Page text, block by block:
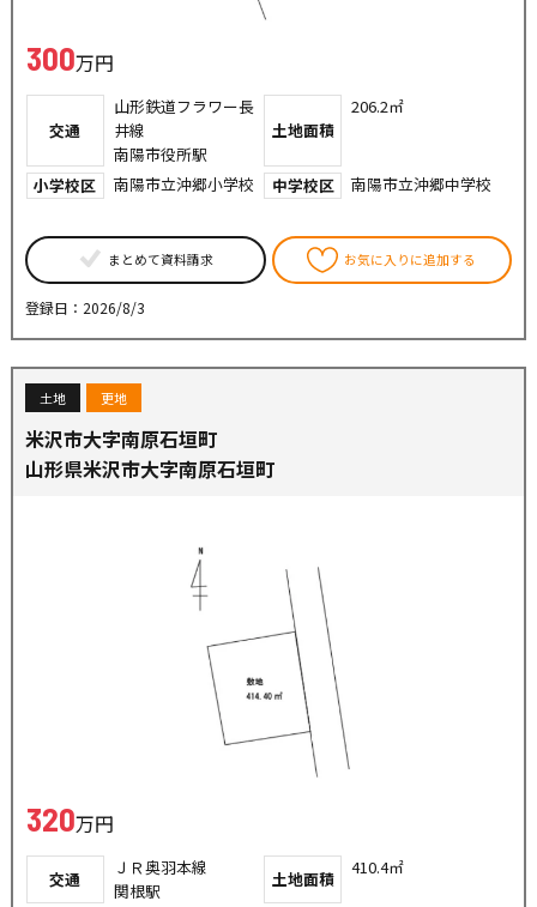
300万円
交通
山形鉄道フラワー長
井線
南陽市役所駅
土地面積
206.2㎡
小学校区 南陽市立沖郷小学校 中学校区 南陽市立沖郷中学校
まとめて資料請求 お気に入りに追加する
登録日：2026/8/3
土地 更地
米沢市大字南原石垣町
山形県米沢市大字南原石垣町
320万円
交通
ＪＲ奥羽本線
関根駅
土地面積
410.4㎡